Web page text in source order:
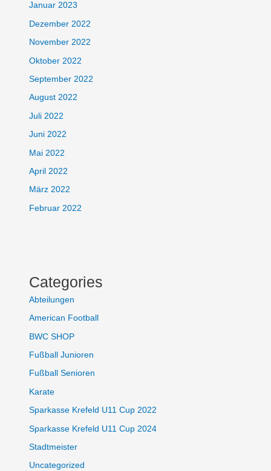
Januar 2023
Dezember 2022
November 2022
Oktober 2022
September 2022
August 2022
Juli 2022
Juni 2022
Mai 2022
April 2022
März 2022
Februar 2022
Categories
Abteilungen
American Football
BWC SHOP
Fußball Junioren
Fußball Senioren
Karate
Sparkasse Krefeld U11 Cup 2022
Sparkasse Krefeld U11 Cup 2024
Stadtmeister
Uncategorized